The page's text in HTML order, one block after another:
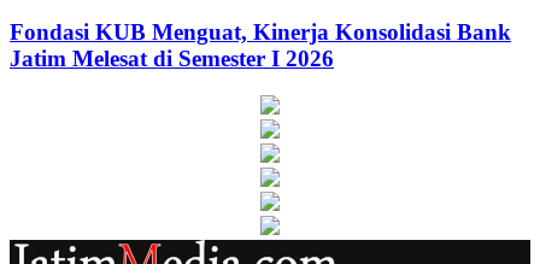
Fondasi KUB Menguat, Kinerja Konsolidasi Bank
Jatim Melesat di Semester I 2026